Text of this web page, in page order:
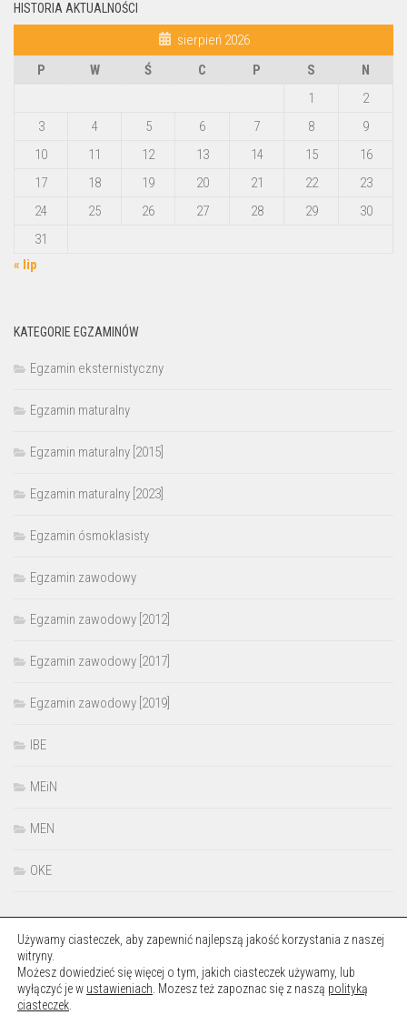
HISTORIA AKTUALNOŚCI
sierpień 2026
P
W Ś C P S
N
1
2
3
4 5 6 7 8
9
10
11 12 13 14 15
16
17
18 19 20 21 22
23
24
25 26 27 28 29
30
31
« lip
KATEGORIE EGZAMINÓW
Egzamin eksternistyczny
Egzamin maturalny
Egzamin maturalny [2015]
Egzamin maturalny [2023]
Egzamin ósmoklasisty
Egzamin zawodowy
Egzamin zawodowy [2012]
Egzamin zawodowy [2017]
Egzamin zawodowy [2019]
IBE
MEiN
MEN
OKE
Okręgowa Komisja Egzaminacyjna w Łodzi © 2026. Wszelkie prawa
Używamy ciasteczek, aby zapewnić najlepszą jakość korzystania z naszej
witryny.
Możesz dowiedzieć się więcej o tym, jakich ciasteczek używamy, lub
wyłączyć je w ustawieniach . Mozesz też zapoznac się z naszą polityką
ciasteczek